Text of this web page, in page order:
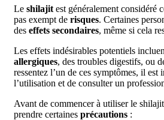
Le shilajit est généralement considéré
pas exempt de risques. Certaines
des effets secondaires, même si cela
Les effets indésirables potentiels
allergiques, des troubles digestifs, ou
ressentez l’un de ces symptômes, il est
l’utilisation et de consulter un
Avant de commencer à utiliser le
prendre certaines précautions :